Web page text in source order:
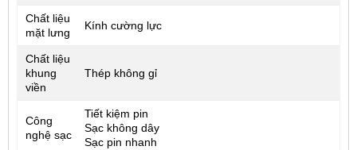
Chất liệu
mặt lưng
Kính cường lực
Chất liệu
khung
viền
Thép không gỉ
Công
nghệ sạc
Tiết kiệm pin
Sạc không dây
Sạc pin nhanh